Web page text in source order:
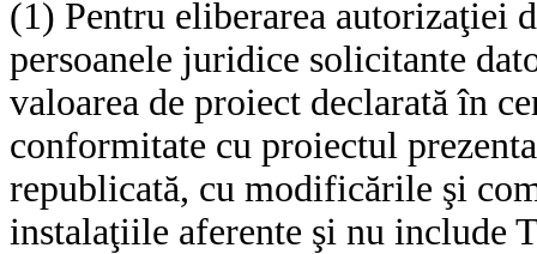
(1) Pentru eliberarea autorizaţiei
persoanele juridice solicitante
valoarea de proiect declarată în
conformitate cu proiectul
republicată, cu modificările şi
instalaţiile aferente şi nu include